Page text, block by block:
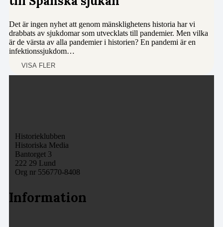
Det är ingen nyhet att genom mänsklighetens historia har vi
drabbats av sjukdomar som utvecklats till pandemier. Men vilka
är de värsta av alla pandemier i historien? En pandemi är en
infektionssjukdom…
VISA FLER
Historieklubben
Historiska Media
Bantorget 3
222 29 Lund
Org nr 556770-8408
Information